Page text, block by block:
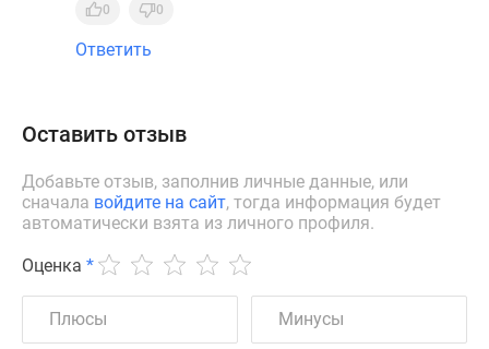
0 0
Ответить
Оставить отзыв
Добавьте отзыв, заполнив личные данные, или
сначала войдите на сайт, тогда информация будет
автоматически взята из личного профиля.
Оценка *